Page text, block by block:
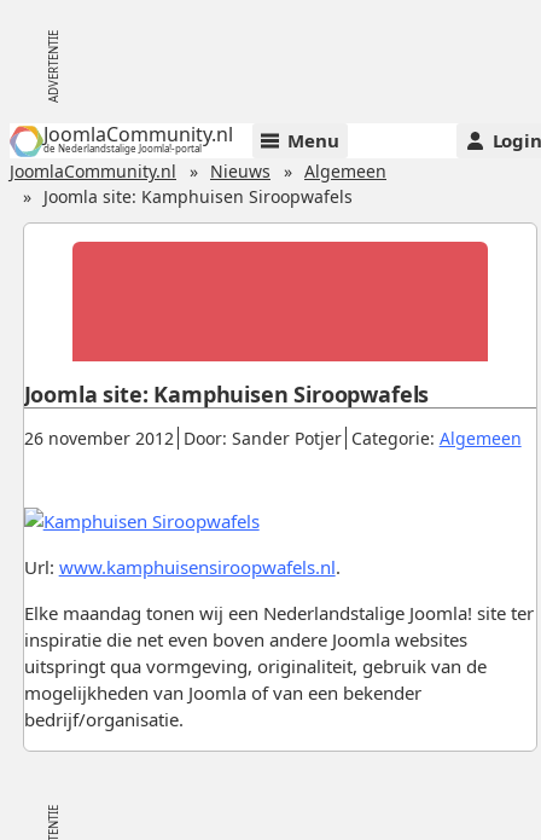
JoomlaCommunity.nl
de Nederlandstalige Joomla!-portal Menu Login
JoomlaCommunity.nl Nieuws
Algemeen
Joomla site: Kamphuisen Siroopwafels
Gepubliceerd:
26 november 2012. Door: Sander Potjer. Categorie: Algemeen.
Joomla site: Kamphuisen Siroopwafels
Url: www.kamphuisensiroopwafels.nl.
Elke maandag tonen wij een Nederlandstalige Joomla! site ter
inspiratie die net even boven andere Joomla websites
uitspringt qua vormgeving, originaliteit, gebruik van de
mogelijkheden van Joomla of van een bekender
bedrijf/organisatie.